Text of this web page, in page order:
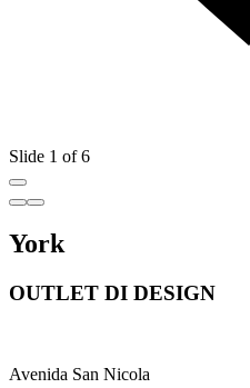
Slide 1 of 6
York
OUTLET DI DESIGN
Avenida San Nicola